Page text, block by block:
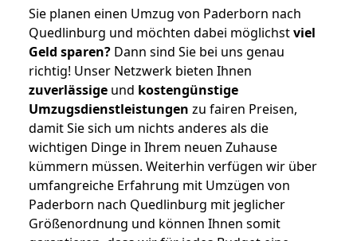
Sie planen einen Umzug von Paderborn nach
Quedlinburg und möchten dabei möglichstviel
Geld sparen? Dann sind Sie bei uns genau
richtig! Unser Netzwerk bieten Ihnen
zuverlässige und kostengünstige
Umzugsdienstleistungen zu fairen Preisen,
damit Sie sich um nichts anderes als die
wichtigen Dinge in Ihrem neuen Zuhause
kümmern müssen. Weiterhin verfügen wir über
umfangreiche Erfahrung mit Umzügen von
Paderborn nach Quedlinburg mit jeglicher
Größenordnung und können Ihnen somit